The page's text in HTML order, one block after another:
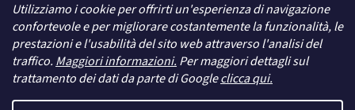
Utilizziamo i cookie per offrirti un'esperienza di navigazione
confortevole e per migliorare costantemente la funzionalità, le
prestazioni e l'usabilità del sito web attraverso l'analisi del
traffico. Maggiori informazioni. Per maggiori dettagli sul
trattamento dei dati da parte di Googleclicca qui.